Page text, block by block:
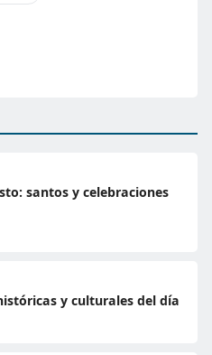
santos y celebraciones
y culturales del día